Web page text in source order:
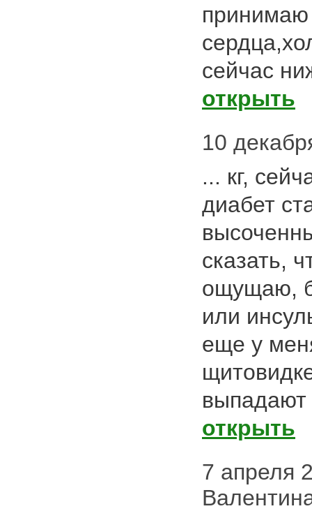
принимаю
сейчас
открыть
10
... кг,
диабет
сказать,
ощущаю,
или
еще у
выпадают
открыть
7 апреля